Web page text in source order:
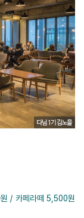
/ 카페라떼 5,500원